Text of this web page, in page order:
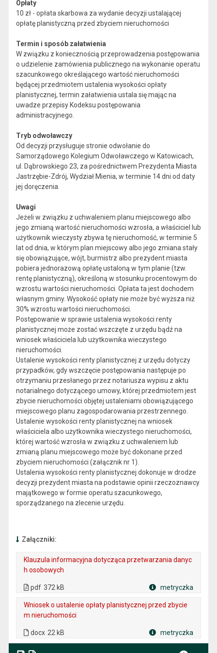
Opłaty
10 zł - opłata skarbowa za wydanie decyzji ustalającej
opłatę planistyczną przed zbyciem nieruchomości
Termin i sposób załatwienia
W związku z koniecznością przeprowadzenia postępowania
o udzielenie zamówienia publicznego na wykonanie operatu
szacunkowego określającego wartość nieruchomości
będącej przedmiotem ustalenia wysokości opłaty
planistycznej, termin załatwienia ustala się mając na
uwadze przepisy Kodeksu postępowania
administracyjnego.
Tryb odwoławczy
Od decyzji przysługuje stronie odwołanie do
Samorządowego Kolegium Odwoławczego w Katowicach,
ul. Dąbrowskiego 23, za pośrednictwem Prezydenta Miasta
Jastrzębie-Zdrój, Wydział Mienia, w terminie 14 dni od daty
jej doręczenia.
Uwagi
Jeżeli w związku z uchwaleniem planu miejscowego albo
jego zmianą wartość nieruchomości wzrosła, a właściciel lub
użytkownik wieczysty zbywa tę nieruchomość, w terminie 5
lat od dnia, w którym plan miejscowy albo jego zmiana stały
się obowiązujące, wójt, burmistrz albo prezydent miasta
pobiera jednorazową opłatę ustaloną w tym planie (tzw.
rentę planistyczną), określoną w stosunku procentowym do
wzrostu wartości nieruchomości. Opłata ta jest dochodem
własnym gminy. Wysokość opłaty nie może być wyższa niż
30% wzrostu wartości nieruchomości.
Postępowanie w sprawie ustalenia wysokości renty
planistycznej może zostać wszczęte z urzędu bądź na
wniosek właściciela lub użytkownika wieczystego
nieruchomości.
Ustalenie wysokości renty planistycznej z urzędu dotyczy
przypadków, gdy wszczęcie postępowania następuje po
otrzymaniu przesłanego przez notariusza wypisu z aktu
notarialnego dotyczącego umowy, której przedmiotem jest
zbycie nieruchomości objętej ustaleniami obowiązującego
miejscowego planu zagospodarowania przestrzennego.
Ustalenie wysokości renty planistycznej na wniosek
właściciela albo użytkownika wieczystego nieruchomości,
której wartość wzrosła w związku z uchwaleniem lub
zmianą planu miejscowego może być dokonane przed
zbyciem nieruchomości (załącznik nr 1).
Ustalenia wysokości renty planistycznej dokonuje w drodze
decyzji prezydent miasta na podstawie opinii rzeczoznawcy
majątkowego w formie operatu szacunkowego,
sporządzanego na zlecenie urzędu.
Załączniki:
Klauzula informacyjna dotycząca przetwarzania danyc
h osobowych
pdf 372 kB metryczka
Wniosek o ustalenie opłaty planistycznej przed zbycie
m nieruchomości
docx 22 kB metryczka